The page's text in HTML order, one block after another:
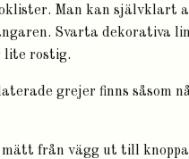
Man kan självklart
Svarta dekorativa
lite rostig.
grejer finns såsom
från vägg ut till